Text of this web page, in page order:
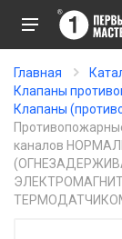
Главная
Клапаны
Клапаны
каналов